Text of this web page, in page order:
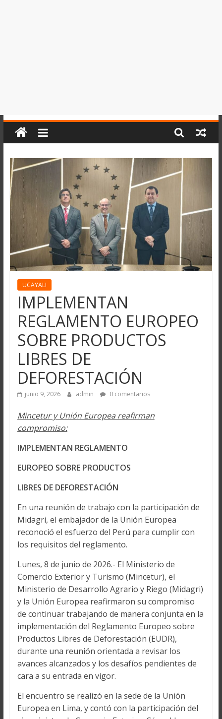
UCAYALI
IMPLEMENTAN
REGLAMENTO EUROPEO
SOBRE PRODUCTOS
LIBRES DE
DEFORESTACIÓN
junio 9, 2026 admin 0 comentarios
Mincetur y Unión Europea reafirman
compromiso:
IMPLEMENTAN REGLAMENTO
EUROPEO SOBRE PRODUCTOS
LIBRES DE DEFORESTACIÓN
En una reunión de trabajo con la participación de
Midagri, el embajador de la Unión Europea
reconoció el esfuerzo del Perú para cumplir con
los requisitos del reglamento.
Lunes, 8 de junio de 2026.- El Ministerio de
Comercio Exterior y Turismo (Mincetur), el
Ministerio de Desarrollo Agrario y Riego (Midagri)
y la Unión Europea reafirmaron su compromiso
de continuar trabajando de manera conjunta en la
implementación del Reglamento Europeo sobre
Productos Libres de Deforestación (EUDR),
durante una reunión orientada a revisar los
avances alcanzados y los desafíos pendientes de
cara a su entrada en vigor.
El encuentro se realizó en la sede de la Unión
Europea en Lima, y contó con la participación del